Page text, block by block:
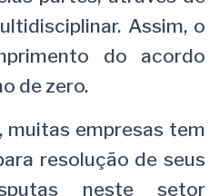
Assim, o
do acordo
de zero.
muitas empresas tem
resolução de seus
neste setor